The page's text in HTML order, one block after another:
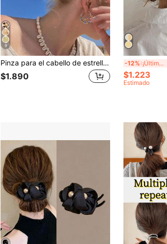
9
Pinza para el cabello de estrella de mar de metal dorado, pinza para el cabello grande de playa tropical oceánica, accesorio para el cabello de verano antideslizante para mujeres y niñas
$1.890
-12% ¡Últimos 2 días
$1.223
Estimado